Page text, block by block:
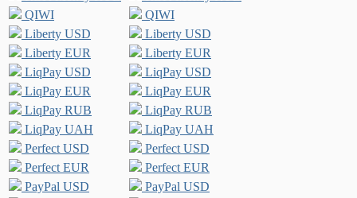
QIWI
QIWI
Liberty USD
Liberty USD
Liberty EUR
Liberty EUR
LiqPay USD
LiqPay USD
LiqPay EUR
LiqPay EUR
LiqPay RUB
LiqPay RUB
LiqPay UAH
LiqPay UAH
Perfect USD
Perfect USD
Perfect EUR
Perfect EUR
PayPal USD
PayPal USD